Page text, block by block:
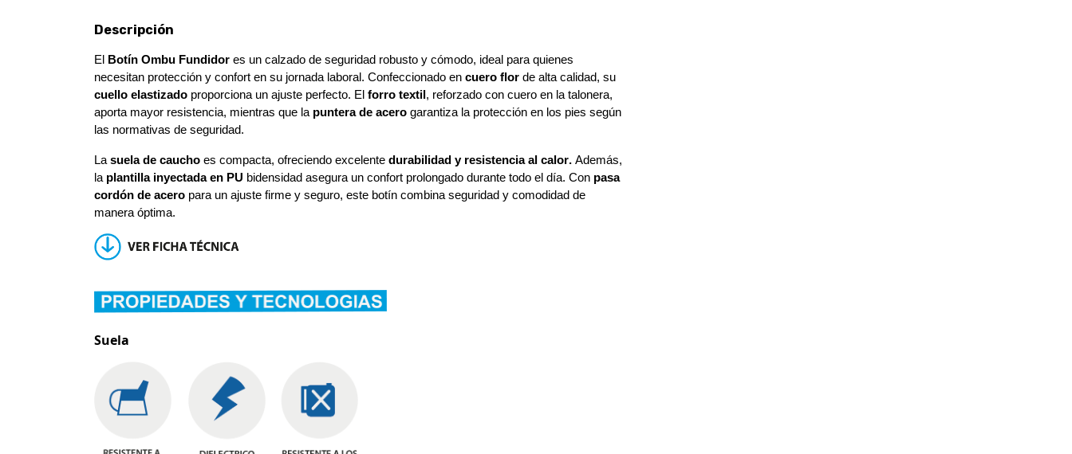
Descripción
El Botín Ombu Fundidor es un calzado de seguridad robusto y cómodo, ideal para quienes
necesitan protección y confort en su jornada laboral. Confeccionado en cuero flor de alta calidad, su
cuello elastizado proporciona un ajuste perfecto. El forro textil , reforzado con cuero en la talonera,
aporta mayor resistencia, mientras que la puntera de acero garantiza la protección en los pies según
las normativas de seguridad.
La suela de caucho es compacta, ofreciendo excelente durabilidad y resistencia al calor. Además,
la plantilla inyectada en PU bidensidad asegura un confort prolongado durante todo el día. Con pasa
cordón de acero para un ajuste firme y seguro, este botín combina seguridad y comodidad de
manera óptima.
Suela